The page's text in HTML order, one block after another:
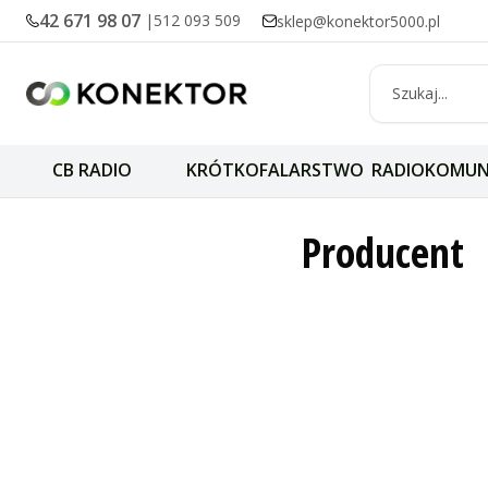
42 671 98 07 | 512 093 509 sklep@konektor5000.pl
CB RADIO KRÓTKOFALARSTWO
Producent